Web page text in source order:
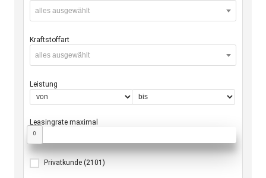
alles ausgewählt
Kraftstoffart
alles ausgewählt
Leistung
Leasingrate maximal
0
Privatkunde (2101)